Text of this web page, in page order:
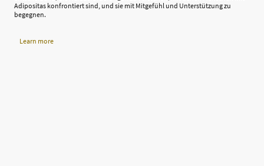
Adipositas konfrontiert sind, und sie mit Mitgefühl und Unterstützung zu
begegnen.
Learn more